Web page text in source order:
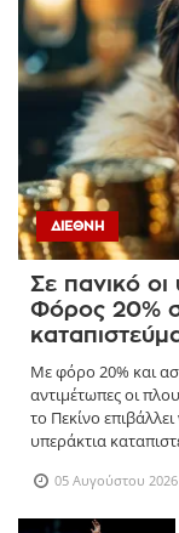
ΔΙΕΘΝΉ
Σε πανικό οι
Φόρος 20%
Με φόρο 20% και
αντιμέτωπες οι
το Πεκίνο
υπεράκτια
05 Αυγούστου 2026